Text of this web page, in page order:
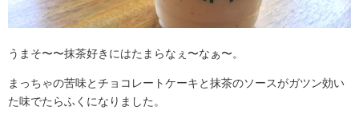
うまそ〜〜抹茶好きにはたまらなぇ〜なぁ〜。
まっちゃの苦味とチョコレートケーキと抹茶のソースがガツン効い
た味でたらふくになりました。